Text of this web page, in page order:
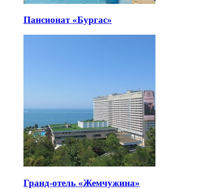
Пансионат «Бургас»
Гранд-отель «Жемчужина»